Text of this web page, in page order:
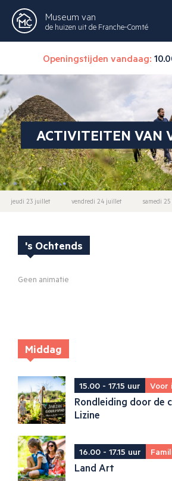
Museum van
de huizen uit de Franche-Comté
Openingstijden vandaag:
ACTIVITEITEN VAN
jeudi 23 juillet vendredi 24 juillet samedi
's Ochtends
Geen animatie
Middag
15.00 - 17.15 uur Voor
Rondleiding door de
Lizine
16.00 - 17.15 uur
Land Art